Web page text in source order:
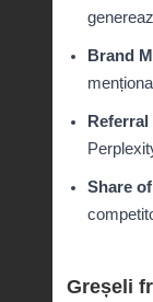
Brand
Share of
Greșeli